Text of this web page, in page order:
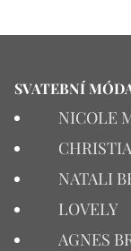
SVATEBNÍ
NICOLE
NATALI
LOVELY
AGNES